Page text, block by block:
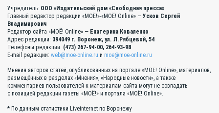
Учредитель: ООО «Издательский дом «Свободная пресса»
Главный редактор редакции «МОЁ!»-«МОЁ! Online» — Усков Сергей
Владимирович
Редактор сайта «МОЁ! Online» — Екатерина Коваленко
Адрес редакции: 394049 г. Воронеж, ул. Л.Рябцевой, 54
Телефоны редакции: (473) 267-94-00, 264-93-98
E-mail редакции: web@moe-online.ru и moe@moe-online.ru
Мнения авторов статей, опубликованных на портале «МОЁ! Online», материалов,
размещённых в разделах «Мнения», «Народные новости», а также
комментариев пользователей к материалам сайта могут не совпадать
с позицией редакции газеты «МОЁ!» и портала «МОЁ! Online».
* По данным статистики Liveinternet по Воронежу